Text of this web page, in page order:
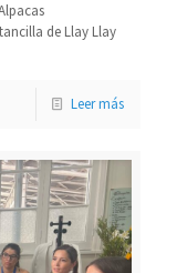
de Llay Llay
Leer más